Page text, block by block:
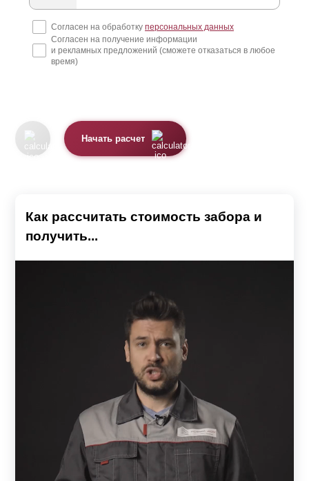
Согласен на обработку персональных данных
Согласен на получение информации
и рекламных предложений (сможете отказаться в любое
время)
Начать расчет
Как рассчитать стоимость забора и
получить...